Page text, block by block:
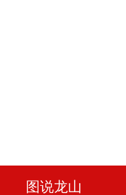
图说龙山